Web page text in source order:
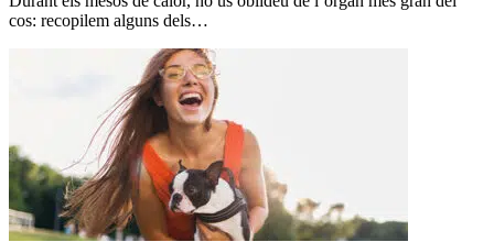
cos: recopilem alguns dels…